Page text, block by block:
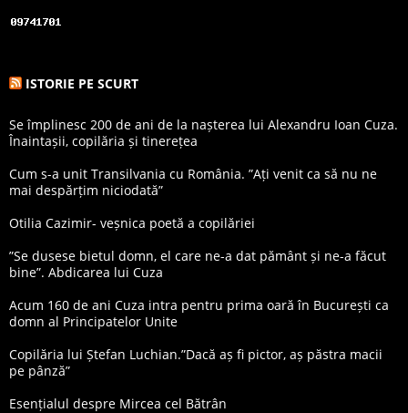
ISTORIE PE SCURT
Se împlinesc 200 de ani de la nașterea lui Alexandru Ioan Cuza.
Înaintașii, copilăria și tinerețea
Cum s-a unit Transilvania cu România. ”Ați venit ca să nu ne
mai despărțim niciodată”
Otilia Cazimir- veșnica poetă a copilăriei
”Se dusese bietul domn, el care ne-a dat pământ și ne-a făcut
bine”. Abdicarea lui Cuza
Acum 160 de ani Cuza intra pentru prima oară în București ca
domn al Principatelor Unite
Copilăria lui Ștefan Luchian.”Dacă aș fi pictor, aș păstra macii
pe pânză”
Esențialul despre Mircea cel Bătrân